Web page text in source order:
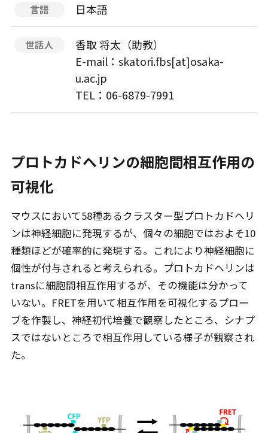
言語 日本語
世話人
香取 将太（助教）
E-mail：skatori.fbs[at]osaka-
u.ac.jp
TEL：06-6879-7991
プロトカドヘリンの細胞間相互作用の
可視化
マウスにおいて58種あるクラスター型プロトカドヘリ
ンは神経細胞に発現するが、個々の細胞ではおよそ10
種類ほどが確率的に発現する。これにより神経細胞に
個性が付与されると考えられる。プロトカドヘリンは
transに細胞間相互作用するが、その機能は分かって
いない。FRETを用いて相互作用を可視化するプロー
ブを作製し、神経初代培養で観察したところ、シナプ
スではないところで相互作用している様子が観察され
た。